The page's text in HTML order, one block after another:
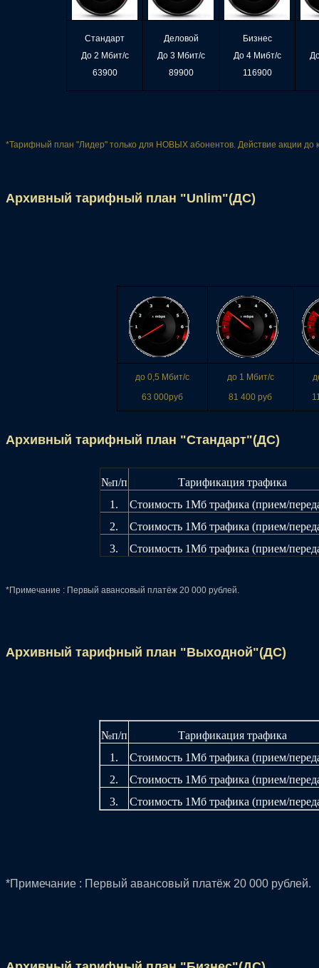
Стандарт
До 2 Мбит/с
63900
Деловой
До 3 Мбит/с
89900
Бизнес
До 4 Мибт/с
116900
*Тарифный план "Лидер" только для НОВЫХ абонентов. Действие акции до
Архивный тарифный план "Unlim"(ДС)
до 0,5 Мбит/с
63 000руб
до 1 Мбит/с
81 400 руб
Архивный тарифный план "Стандарт"(ДС)
№п/п
Тарификация трафика
1.
Стоимость 1Мб трафика (прием/
2.
Стоимость 1Мб трафика (прием/
3.
Стоимость 1Мб трафика (прием/
*Примечание : Первый авансовый платёж 20 000 рублей.
Архивный тарифный план "Выходной"(ДС)
№п/п
Тарификация трафика
1.
Стоимость 1Мб трафика (прием/
2.
Стоимость 1Мб трафика (прием/
3.
Стоимость 1Мб трафика (прием/
*Примечание : Первый авансовый платёж 20 000 рублей.